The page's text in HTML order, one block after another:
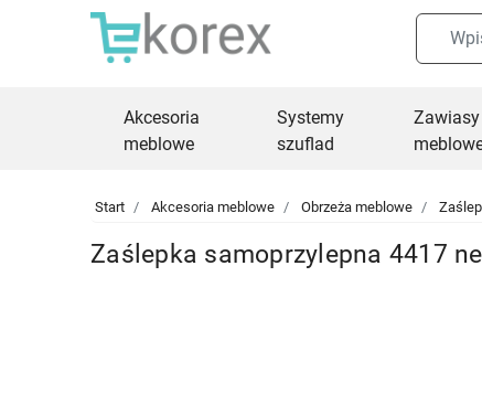
Akcesoria
meblowe
Systemy
szuflad
Zawiasy
Start Akcesoria meblowe Obrzeża meblowe
Zaślepka samoprzylepna 4417